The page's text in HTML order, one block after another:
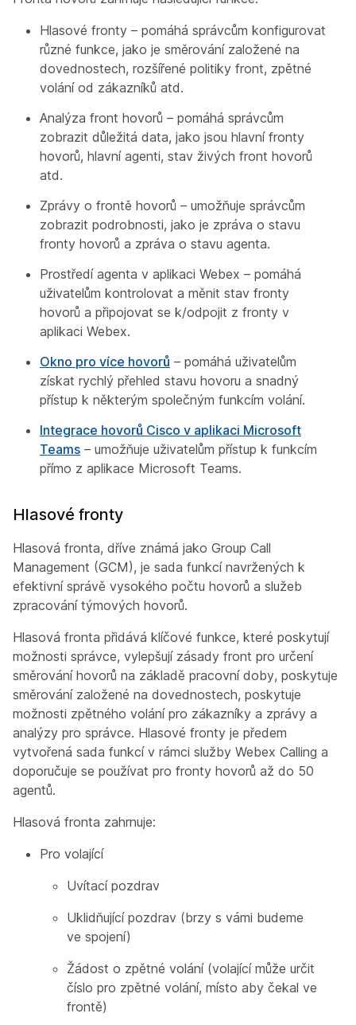
Hlasové fronty – pomáhá správcům konfigurovat
různé funkce, jako je směrování založené na
dovednostech, rozšířené politiky front, zpětné
volání od zákazníků atd.
Analýza front hovorů – pomáhá správcům
zobrazit důležitá data, jako jsou hlavní fronty
hovorů, hlavní agenti, stav živých front hovorů
atd.
Zprávy o frontě hovorů – umožňuje správcům
zobrazit podrobnosti, jako je zpráva o stavu
fronty hovorů a zpráva o stavu agenta.
Prostředí agenta v aplikaci Webex – pomáhá
uživatelům kontrolovat a měnit stav fronty
hovorů a připojovat se k/odpojit z fronty v
aplikaci Webex.
Okno pro více hovorů – pomáhá uživatelům
získat rychlý přehled stavu hovoru a snadný
přístup k některým společným funkcím volání.
Integrace hovorů Cisco v aplikaci Microsoft
Teams – umožňuje uživatelům přístup k funkcím
přímo z aplikace Microsoft Teams.
Hlasové fronty
Hlasová fronta, dříve známá jako Group Call
Management (GCM), je sada funkcí navržených k
efektivní správě vysokého počtu hovorů a služeb
zpracování týmových hovorů.
Hlasová fronta přidává klíčové funkce, které poskytují
možnosti správce, vylepšují zásady front pro určení
směrování hovorů na základě pracovní doby, poskytuje
směrování založené na dovednostech, poskytuje
možnosti zpětného volání pro zákazníky a zprávy a
analýzy pro správce. Hlasové fronty je předem
vytvořená sada funkcí v rámci služby Webex Calling a
doporučuje se používat pro fronty hovorů až do 50
agentů.
Hlasová fronta zahrnuje:
Pro volající
Uvítací pozdrav
Uklidňující pozdrav (brzy s vámi budeme
ve spojení)
Žádost o zpětné volání (volající může určit
číslo pro zpětné volání, místo aby čekal ve
frontě)